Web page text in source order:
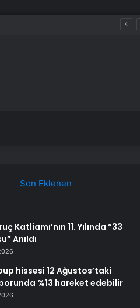
Son Eklenen
Katliamı’nın 11. Yılında “33
Anıldı
hissesi 12 Ağustos’taki
%13 hareket edebilir